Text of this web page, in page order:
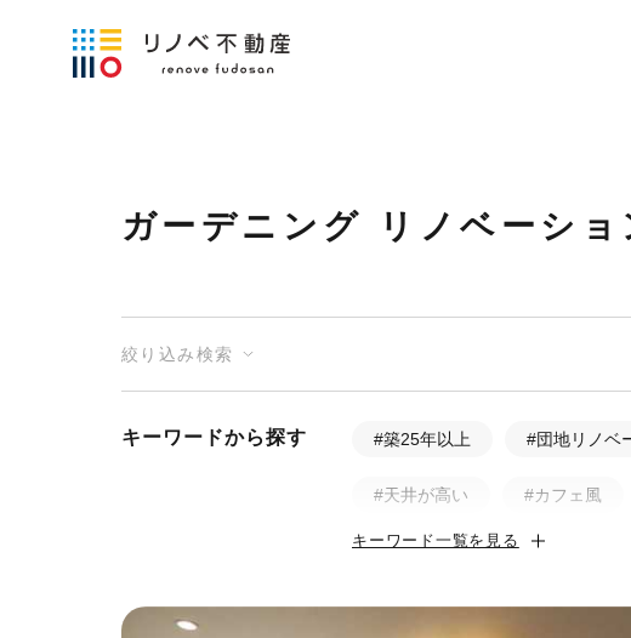
ガーデニング リノベーショ
絞り込み検索
キーワードから探す #築25年以上 #団地リノベ
#天井が高い #カフェ風
#ハンモック #コンクリー
#自転車収納 #作り付けの
キーワード一覧を見る